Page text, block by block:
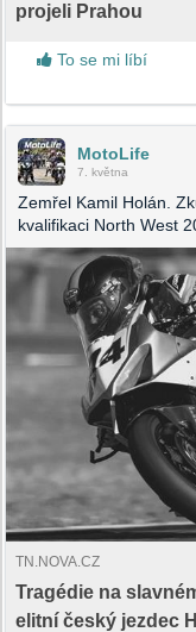
projeli Prahou
To se mi líbí
MotoLife
7. května
Zemřel Kamil Holán.
kvalifikaci North West
TN.NOVA.CZ
Tragédie na
elitní český jezdec